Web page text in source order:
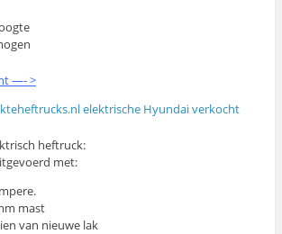
—- >
heftruck:
met:
mast
van nieuwe lak